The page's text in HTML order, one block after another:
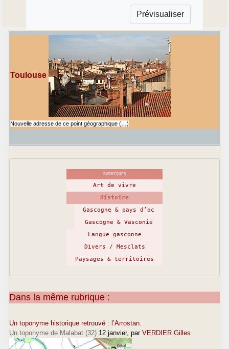
Toulouse
Nouvelle adresse de ce point géographique (…)
RUBRIQUES
Art de vivre
Histoire
Gascogne & pays d’oc
Gascogne & Vasconie
Langue gasconne
Divers / Mesclats
Paysages & territoires
Dans la même rubrique :
Un toponyme historique retrouvé : l’Arrostan.
Un toponyme de Malabat (32) 12 janvier, par VERDIER Gilles